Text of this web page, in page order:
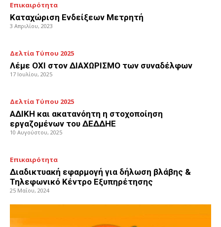
Επικαιρότητα
Καταχώριση Ενδείξεων Μετρητή
3 Απριλίου, 2023
Δελτία Τύπου 2025
Λέμε ΟΧΙ στον ΔΙΑΧΩΡΙΣΜΟ των συναδέλφων
17 Ιουλίου, 2025
Δελτία Τύπου 2025
ΑΔΙΚΗ και ακατανόητη η στοχοποίηση
εργαζομένων του ΔΕΔΔΗΕ
10 Αυγούστου, 2025
Επικαιρότητα
Διαδικτυακή εφαρμογή για δήλωση βλάβης &
Τηλεφωνικό Κέντρο Εξυπηρέτησης
25 Μαΐου, 2024